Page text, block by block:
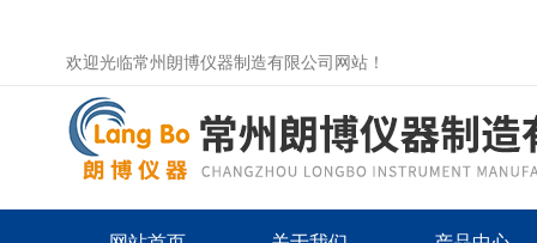
欢迎光临常州朗博仪器制造有限公司网站！